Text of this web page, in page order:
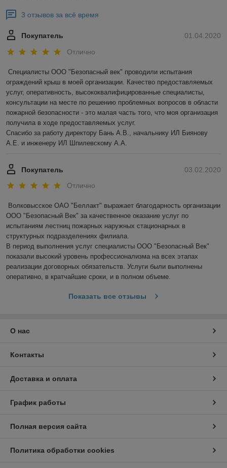
3 отзывов за всё время
01.04.2020
Покупатель
Отлично
Специалисты ООО "Безопасный век" проводили испытания
ограждений крыш в моей организации. Качество предоставляемых
услуг, оперативность, высококвалифицированные специалисты,
консультации на месте по решению проблемных вопросов в области
пожарной безопасности - это малая часть того, что моя организация
получила в ходе предоставляемых услуг.
Спасибо за работу директору Бань А.В., начальнику ИЛ Биянову
А.Е. и инженеру ИЛ Шпилевскому А.А.
03.02.2020
Покупатель
Отлично
Волковысское ОАО "Беллакт" выражает благодарность организации
ООО "Безопасный Век" за качественное оказание услуг по
испытаниям лестниц пожарных наружных стационарных в
структурных подразделениях филиала.
В период выполнения услуг специалисты ООО "Безопасный Век"
показали высокий уровень профессионализма на всех этапах
реализации договорных обязательств. Услуги были выполнены
оперативно, в кратчайшие сроки, и в полном объеме.
Показать все отзывы
О нас
Контакты
Доставка и оплата
График работы
Полная версия сайта
Политика обработки cookies